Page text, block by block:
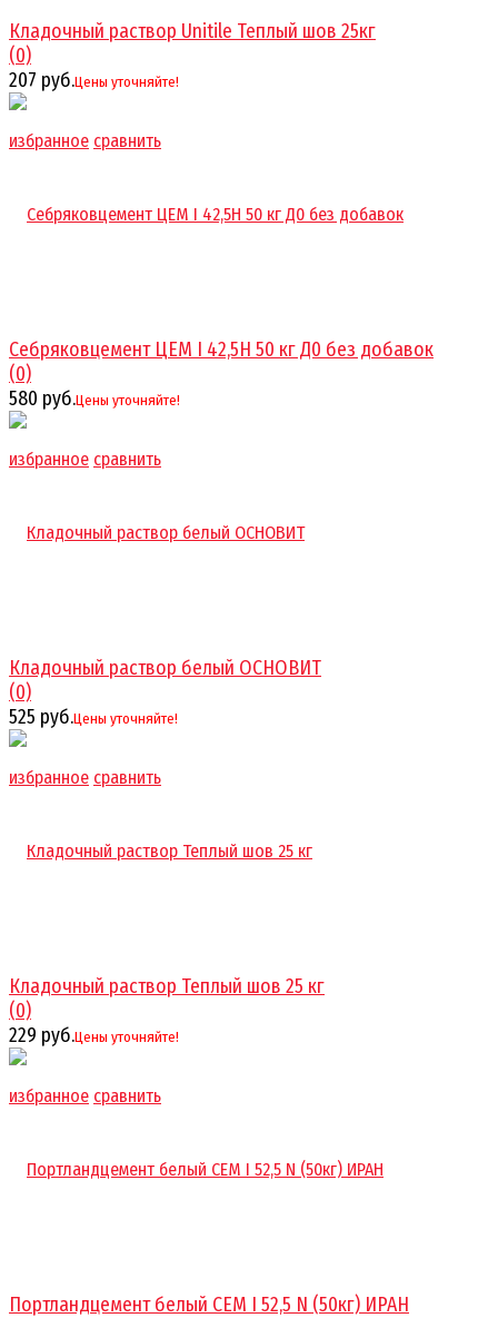
избранное сравнить
Кладочный раствор Unitile Теплый шов 25кг
(0)
207 руб.Цены уточняйте!
избранное сравнить
Себряковцемент ЦЕМ I 42,5Н 50 кг Д0 без добавок
(0)
580 руб.Цены уточняйте!
избранное сравнить
Кладочный раствор белый ОСНОВИТ
(0)
525 руб.Цены уточняйте!
избранное сравнить
Кладочный раствор Теплый шов 25 кг
(0)
229 руб.Цены уточняйте!
Портландцемент белый CEM I 52,5 N (50кг) ИРАН